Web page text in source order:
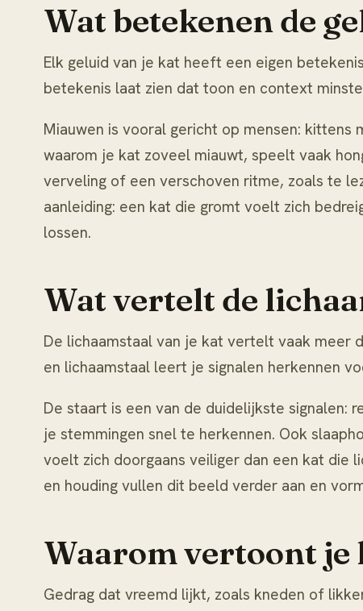
Wat betekenen de
Elk geluid van je kat heeft een eigen
betekenis laat zien dat toon en context
Miauwen is vooral gericht op mensen:
waarom je kat zoveel miauwt, speelt vaak
verveling of een verschoven ritme, zoals te
aanleiding: een kat die gromt voelt zich
lossen.
Wat vertelt de
De lichaamstaal van je kat vertelt vaak meer
en lichaamstaalleert je signalen herkennen
De staart is een van de duidelijkste
je stemmingen snel te herkennen. Ook
voelt zich doorgaans veiliger dan een kat die
en houding vullen dit beeld verder aan en
Waarom vertoont je
Gedrag dat vreemd lijkt, zoals kneden of